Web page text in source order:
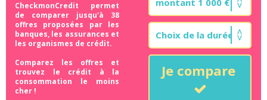
CheckmonCredit permet
de comparer jusqu'à 38
offres proposées par les
banques, les assurances et
les organismes de crédit.
Comparez les offres et
trouvez le crédit à la
consommation le moins
cher !
Je compare